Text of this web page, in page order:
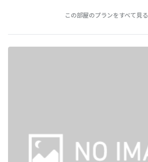
この部屋のプランをすべて見る